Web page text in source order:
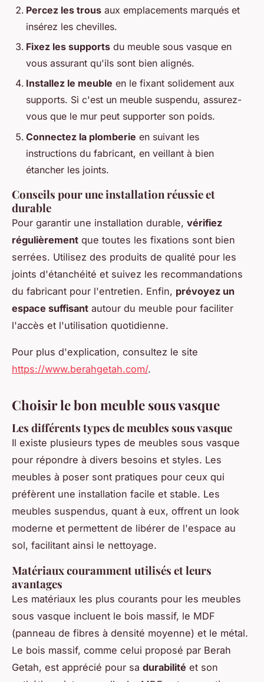
Percez les trous aux emplacements marqués et
insérez les chevilles.
Fixez les supports du meuble sous vasque en
vous assurant qu'ils sont bien alignés.
Installez le meuble en le fixant solidement aux
supports. Si c'est un meuble suspendu, assurez-
vous que le mur peut supporter son poids.
Connectez la plomberie en suivant les
instructions du fabricant, en veillant à bien
étancher les joints.
Conseils pour une installation réussie et
durable
Pour garantir une installation durable, vérifiez
régulièrement que toutes les fixations sont bien
serrées. Utilisez des produits de qualité pour les
joints d'étanchéité et suivez les recommandations
du fabricant pour l'entretien. Enfin, prévoyez un
espace suffisant autour du meuble pour faciliter
l'accès et l'utilisation quotidienne.
Pour plus d'explication, consultez le site
https://www.berahgetah.com/.
Choisir le bon meuble sous vasque
Les différents types de meubles sous vasque
Il existe plusieurs types de meubles sous vasque
pour répondre à divers besoins et styles. Les
meubles à poser sont pratiques pour ceux qui
préfèrent une installation facile et stable. Les
meubles suspendus, quant à eux, offrent un look
moderne et permettent de libérer de l'espace au
sol, facilitant ainsi le nettoyage.
Matériaux couramment utilisés et leurs
avantages
Les matériaux les plus courants pour les meubles
sous vasque incluent le bois massif, le MDF
(panneau de fibres à densité moyenne) et le métal.
Le bois massif, comme celui proposé par Berah
Getah, est apprécié pour sa durabilité et son